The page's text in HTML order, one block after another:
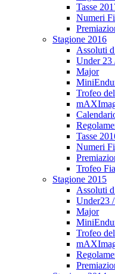
Tasse
Numeri
Stagione 2016
Assoluti
Under 23
Major
Trofeo
Tasse
Numeri
Trofeo
Stagione 2015
Assoluti
Under23
Major
Trofeo